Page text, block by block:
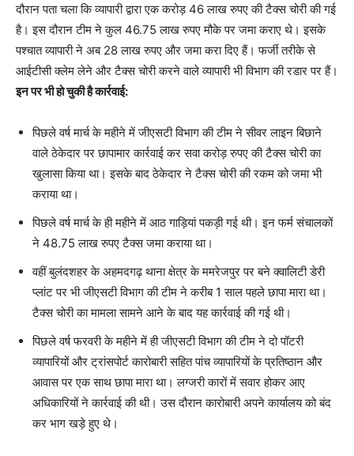
दौरान पता चला कि व्यापारी द्वारा एक करोड़ 46 लाख रुपए की टैक्स चोरी की गई
है। इस दौरान टीम ने कुल 46.75 लाख रुपए मौके पर जमा कराए थे। इसके
पश्चात व्यापारी ने अब 28 लाख रुपए और जमा करा दिए हैं। फर्जी तरीके से
आईटीसी क्लेम लेने और टैक्स चोरी करने वाले व्यापारी भी विभाग की रडार पर हैं।
इन पर भी हो चुकी है कार्रवाई:
पिछले वर्ष मार्च के महीने में जीएसटी विभाग की टीम ने सीवर लाइन बिछाने
वाले ठेकेदार पर छापामार कार्रवाई कर सवा करोड़ रुपए की टैक्स चोरी का
खुलासा किया था। इसके बाद ठेकेदार ने टैक्स चोरी की रकम को जमा भी
कराया था।
पिछले वर्ष मार्च के ही महीने में आठ गाड़ियां पकड़ी गई थी। इन फर्म संचालकों
ने 48.75 लाख रुपए टैक्स जमा कराया था।
वहीं बुलंदशहर के अहमदगढ़ थाना क्षेत्र के ममरेजपुर पर बने क्वालिटी डेरी
प्लांट पर भी जीएसटी विभाग की टीम ने करीब 1 साल पहले छापा मारा था।
टैक्स चोरी का मामला सामने आने के बाद यह कार्रवाई की गई थी।
पिछले वर्ष फरवरी के महीने में ही जीएसटी विभाग की टीम ने दो पॉटरी
व्यापारियों और ट्रांसपोर्ट कारोबारी सहित पांच व्यापारियों के प्रतिष्ठान और
आवास पर एक साथ छापा मारा था। लग्जरी कारों में सवार होकर आए
अधिकारियों ने कार्रवाई की थी। उस दौरान कारोबारी अपने कार्यालय को बंद
कर भाग खड़े हुए थे।